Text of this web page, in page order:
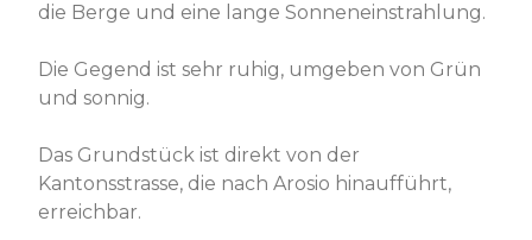
die Berge und eine lange Sonneneinstrahlung.
Die Gegend ist sehr ruhig, umgeben von Grün
und sonnig.
Das Grundstück ist direkt von der
Kantonsstrasse, die nach Arosio hinaufführt,
erreichbar.